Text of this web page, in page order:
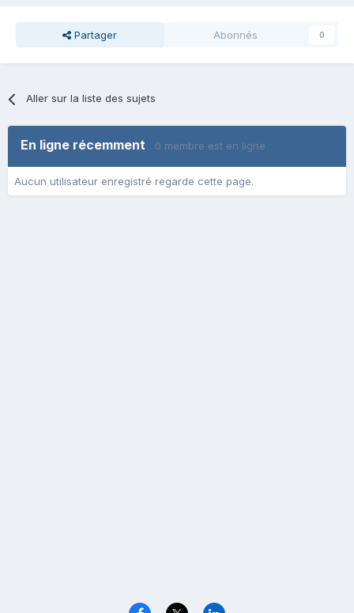
Partager Abonnés 0
Aller sur la liste des sujets
En ligne récemment 0 membre est en ligne
Aucun utilisateur enregistré regarde cette page.